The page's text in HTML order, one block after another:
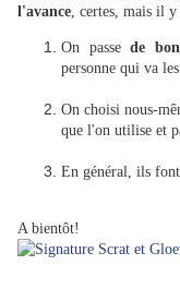
l'avance, certes, mais il y
On passede
personne qui va
On choisi nous-
que l'on utilise et
En général, ils font
A bientôt!